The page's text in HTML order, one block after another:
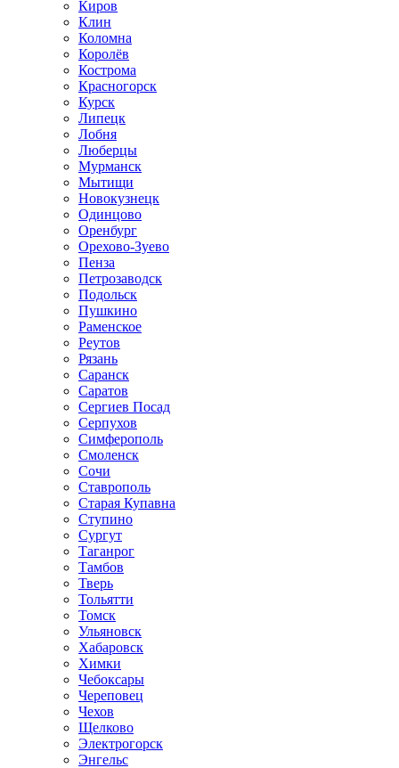
Киров
Клин
Коломна
Королёв
Кострома
Красногорск
Курск
Липецк
Лобня
Люберцы
Мурманск
Мытищи
Новокузнецк
Одинцово
Оренбург
Орехово-Зуево
Пенза
Петрозаводск
Подольск
Пушкино
Раменское
Реутов
Рязань
Саранск
Саратов
Сергиев Посад
Серпухов
Симферополь
Смоленск
Сочи
Ставрополь
Старая Купавна
Ступино
Сургут
Таганрог
Тамбов
Тверь
Тольятти
Томск
Ульяновск
Хабаровск
Химки
Чебоксары
Череповец
Чехов
Щелково
Электрогорск
Энгельс